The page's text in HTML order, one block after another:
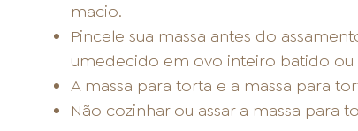
macio.
Pincele sua massa antes do
umedecido em ovo inteiro batido ou
A massa para torta e a massa para
Não cozinhar ou assar a massa para